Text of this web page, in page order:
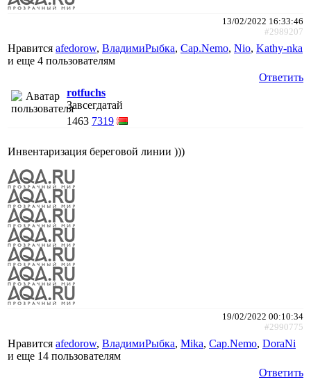
13/02/2022 16:33:46
#2989207
Нравится afedorow, ВладимиРыбка, Cap.Nemo, Nio, Kathy-nka
и еще 4 пользователям
Ответить
rotfuchs
Завсегдатай
1463 7319
Инвентаризация береговой линии )))
19/02/2022 00:10:34
#2990775
Нравится afedorow, ВладимиРыбка, Mika, Cap.Nemo, DoraNi
и еще 14 пользователям
Ответить